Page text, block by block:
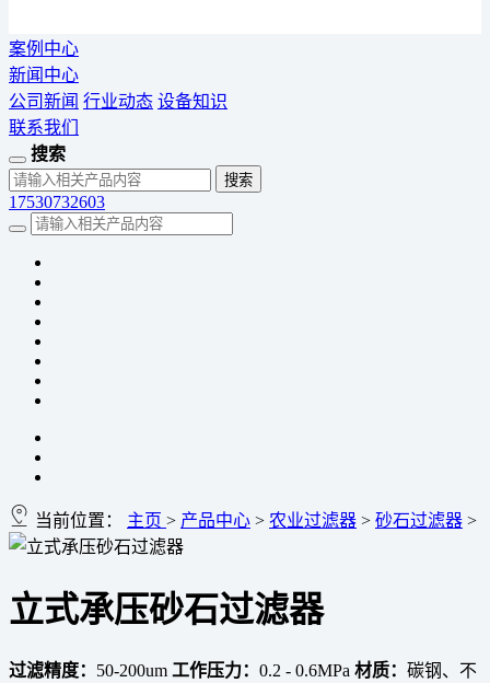
案例中心
新闻中心
公司新闻 行业动态 设备知识
联系我们
搜索
17530732603
当前位置： 主页 > 产品中心 > 农业过滤器 > 砂石过滤器 >
立式承压砂石过滤器
过滤精度： 50-200um 工作压力： 0.2 - 0.6MPa 材质： 碳钢、不